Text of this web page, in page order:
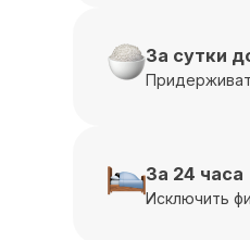
За сутки
За 24 часа
Исключить